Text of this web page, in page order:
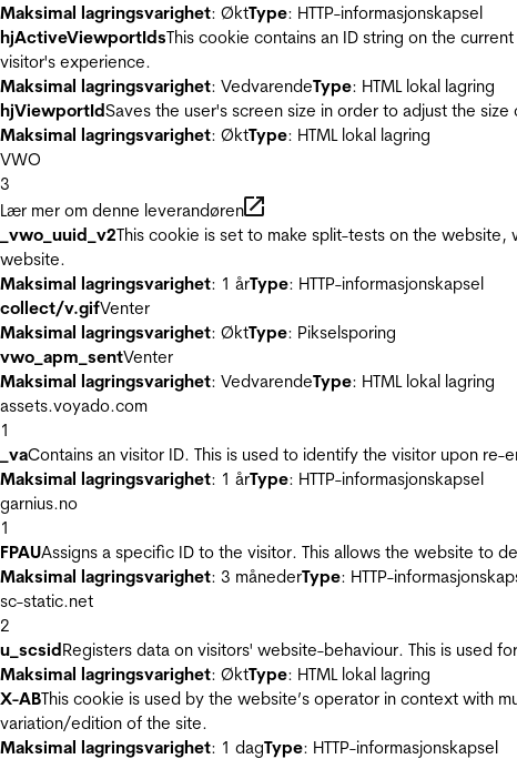
Maksimal lagringsvarighet: ØktType: HTTP-informasjonskapsel
hjActiveViewportIdsThis cookie contains an ID string on the
visitor's experience.
Maksimal lagringsvarighet: VedvarendeType: HTML lokal lagring
hjViewportIdSaves the user's screen size in order to adjust the
Maksimal lagringsvarighet: ØktType: HTML lokal lagring
VWO
3
Lær mer om denne leverandøren
_vwo_uuid_v2This cookie is set to make split-tests on the
website.
Maksimal lagringsvarighet: 1 årType: HTTP-informasjonskapsel
collect/v.gifVenter
Maksimal lagringsvarighet: ØktType: Pikselsporing
vwo_apm_sentVenter
Maksimal lagringsvarighet: VedvarendeType: HTML lokal lagring
assets.voyado.com
1
_vaContains an visitor ID. This is used to identify the visitor upon re-
Maksimal lagringsvarighet: 1 årType: HTTP-informasjonskapsel
garnius.no
1
FPAUAssigns a specific ID to the visitor. This allows the website to
Maksimal lagringsvarighet: 3 månederType: HTTP-
sc-static.net
2
u_scsidRegisters data on visitors' website-behaviour. This is used
Maksimal lagringsvarighet: ØktType: HTML lokal lagring
X-ABThis cookie is used by the website’s operator in context with
variation/edition of the site.
Maksimal lagringsvarighet: 1 dagType: HTTP-informasjonskapsel